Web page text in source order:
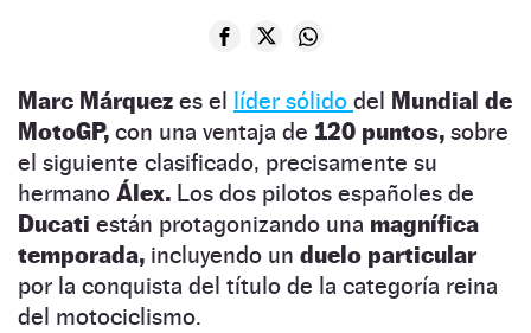
Marc Márquez es el líder sólido del Mundial de
MotoGP, con una ventaja de 120 puntos, sobre
el siguiente clasificado, precisamente su
hermano Álex. Los dos pilotos españoles de
Ducati están protagonizando una magnífica
temporada, incluyendo un duelo particular
por la conquista del título de la categoría reina
del motociclismo.